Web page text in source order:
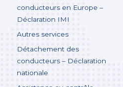
conducteurs en Europe –
Déclaration IMI
Autres services
Détachement des
conducteurs – Déclaration
nationale